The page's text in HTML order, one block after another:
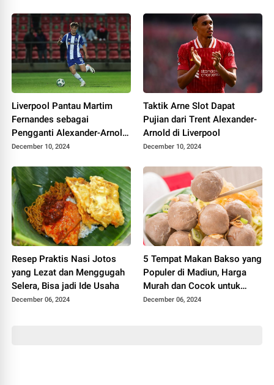
Liverpool Pantau Martim
Fernandes sebagai
Pengganti Alexander-Arnold,
Pilihan Arne Slot
December 10, 2024
Taktik Arne Slot Dapat
Pujian dari Trent Alexander-
Arnold di Liverpool
December 10, 2024
Resep Praktis Nasi Jotos
yang Lezat dan Menggugah
Selera, Bisa jadi Ide Usaha
December 06, 2024
5 Tempat Makan Bakso yang
Populer di Madiun, Harga
Murah dan Cocok untuk
Semua Lidah
December 06, 2024